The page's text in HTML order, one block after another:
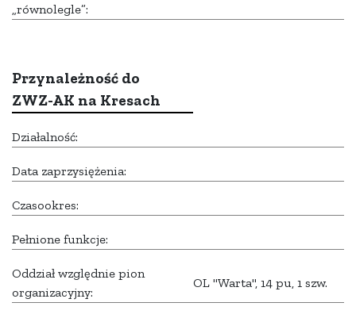
„równolegle”:
Przynależność do
ZWZ-AK na Kresach
Działalność:
Data zaprzysiężenia:
Czasookres:
Pełnione funkcje:
Oddział względnie pion
organizacyjny:
OL "Warta", 14 pu, 1 szw.